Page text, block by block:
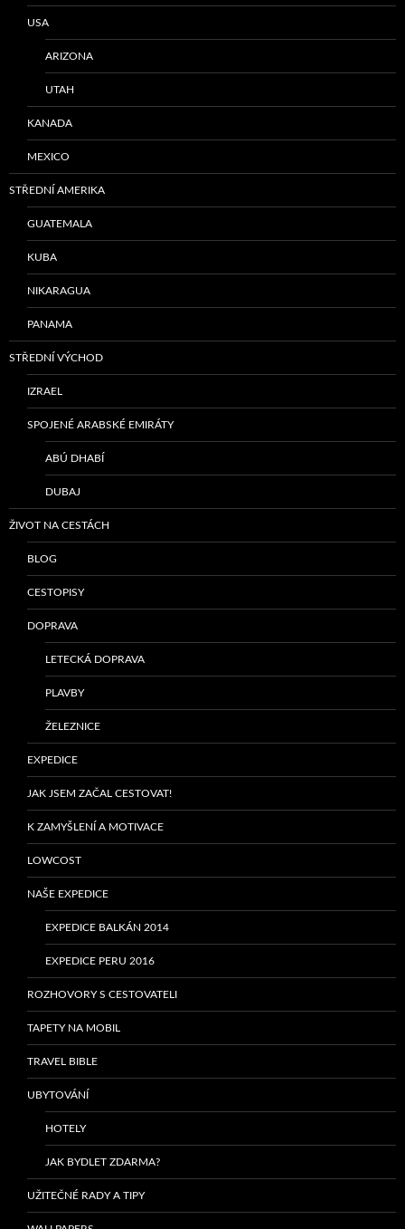
USA
ARIZONA
UTAH
KANADA
MEXICO
STŘEDNÍ AMERIKA
GUATEMALA
KUBA
NIKARAGUA
PANAMA
STŘEDNÍ VÝCHOD
IZRAEL
SPOJENÉ ARABSKÉ EMIRÁTY
ABÚ DHABÍ
DUBAJ
ŽIVOT NA CESTÁCH
BLOG
CESTOPISY
DOPRAVA
LETECKÁ DOPRAVA
PLAVBY
ŽELEZNICE
EXPEDICE
JAK JSEM ZAČAL CESTOVAT!
K ZAMYŠLENÍ A MOTIVACE
LOWCOST
NAŠE EXPEDICE
EXPEDICE BALKÁN 2014
EXPEDICE PERU 2016
ROZHOVORY S CESTOVATELI
TAPETY NA MOBIL
TRAVEL BIBLE
UBYTOVÁNÍ
HOTELY
JAK BYDLET ZDARMA?
UŽITEČNÉ RADY A TIPY